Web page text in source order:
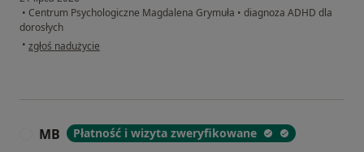
• Centrum Psychologiczne Magdalena Grymuła • diagnoza ADHD dla
dorosłych
• w opinii użytkownika Maciej
zgłoś nadużycie
MB Płatność i wizyta zweryfikowane